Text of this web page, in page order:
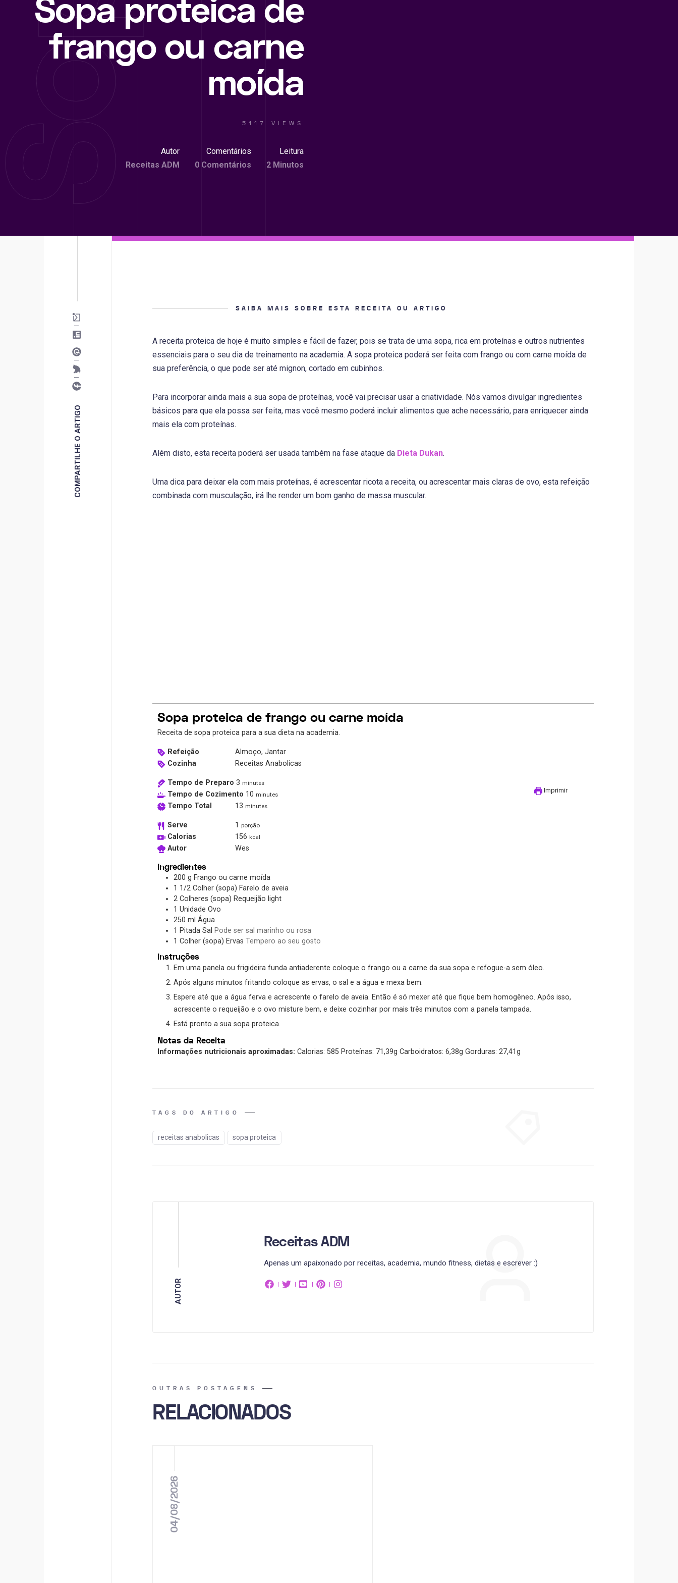
Sopa proteica de
frango ou carne
moída
5117 VIEWS
Autor
Receitas ADM
Comentários
0 Comentários
Leitura
2 Minutos
COMPARTILHE O ARTIGO
SAIBA MAIS SOBRE ESTA RECEITA OU ARTIGO
A receita proteica de hoje é muito simples e fácil de fazer, pois se trata de uma sopa, rica em proteínas e outros nutrientes
essenciais para o seu dia de treinamento na academia. A sopa proteica poderá ser feita com frango ou com carne moída de
sua preferência, o que pode ser até mignon, cortado em cubinhos.
Para incorporar ainda mais a sua sopa de proteínas, você vai precisar usar a criatividade. Nós vamos divulgar ingredientes
básicos para que ela possa ser feita, mas você mesmo poderá incluir alimentos que ache necessário, para enriquecer ainda
mais ela com proteínas.
Além disto, esta receita poderá ser usada também na fase ataque da Dieta Dukan.
Uma dica para deixar ela com mais proteínas, é acrescentar ricota a receita, ou acrescentar mais claras de ovo, esta refeição
combinada com musculação, irá lhe render um bom ganho de massa muscular.
Imprimir
Sopa proteica de frango ou carne moída
Receita de sopa proteica para a sua dieta na academia.
Refeição
Almoço, Jantar
Cozinha
Receitas Anabolicas
Tempo de Preparo 3 minutes
Tempo de Cozimento 10 minutes
Tempo Total 13 minutes
Serve 1 porção
Calorias 156 kcal
Autor Wes
Ingredientes
200 g Frango ou carne moída
1 1/2 Colher (sopa) Farelo de aveia
2 Colheres (sopa) Requeijão light
1 Unidade Ovo
250 ml Água
1 Pitada Sal Pode ser sal marinho ou rosa
1 Colher (sopa) Ervas Tempero ao seu gosto
Instruções
Em uma panela ou frigideira funda antiaderente coloque o frango ou a carne da sua sopa e refogue-a sem óleo.
Após alguns minutos fritando coloque as ervas, o sal e a água e mexa bem.
Espere até que a água ferva e acrescente o farelo de aveia. Então é só mexer até que fique bem homogêneo. Após isso,
acrescente o requeijão e o ovo misture bem, e deixe cozinhar por mais três minutos com a panela tampada.
Está pronto a sua sopa proteica.
Notas da Receita
Informações nutricionais aproximadas: Calorias: 585 Proteínas: 71,39g Carboidratos: 6,38g Gorduras: 27,41g
TAGS DO ARTIGO
receitas anabolicas sopa proteica
AUTOR
Receitas ADM
Apenas um apaixonado por receitas, academia, mundo fitness, dietas e escrever :)
OUTRAS POSTAGENS
RELACIONADOS
04/08/2026